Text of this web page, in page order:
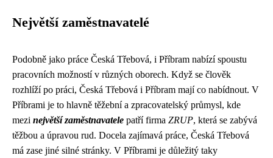
Největší zaměstnavatelé
Podobně jako práce Česká Třebová, i Příbram nabízí spoustu
pracovních možností v různých oborech. Když se člověk
rozhlíží po práci, Česká Třebová i Příbram mají co nabídnout. V
Příbrami je to hlavně těžební a zpracovatelský průmysl, kde
mezi největší zaměstnavatele patří firma ZRUP, která se zabývá
těžbou a úpravou rud. Docela zajímavá práce, Česká Třebová
má zase jiné silné stránky. V Příbrami je důležitý taky